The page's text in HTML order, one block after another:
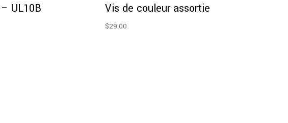
UL10B Vis de couleur assortie
$29.00